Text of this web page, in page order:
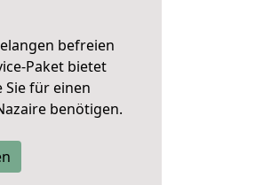
befreien
Paket bietet
Sie für einen
benötigen.